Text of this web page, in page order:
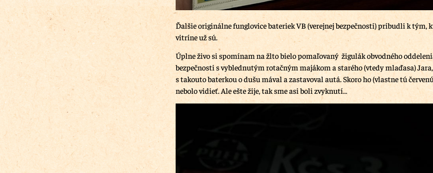
Ďalšie originálne funglovice bateriek VB (verejnej bezpečnosti) pribudli k tým,
vitríne už sú.
Úplne živo si spomínam na žlto bielo pomaľovaný žigulák obvodného
bezpečnosti s vyblednutým rotačným majákom a starého (vtedy mlaďasa)
s takouto baterkou o dušu mával a zastavoval autá. Skoro ho (vlastne tú
nebolo vidieť. Ale ešte žije, tak sme asi boli zvyknutí…